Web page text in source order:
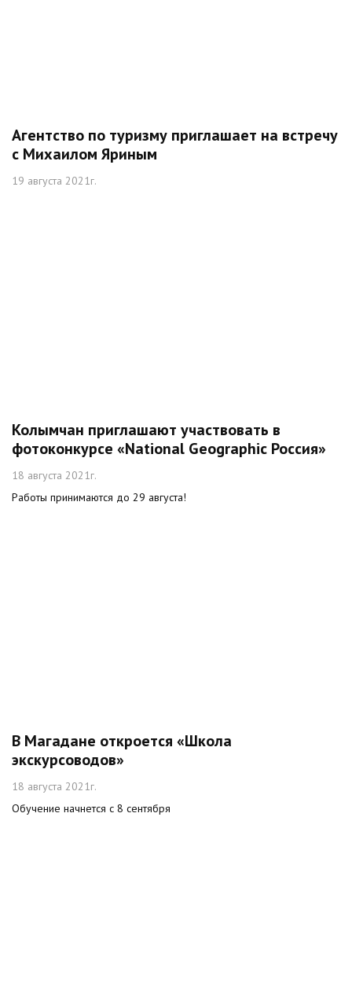
Агентство по туризму приглашает на встречу
с Михаилом Яриным
19 августа 2021г.
Колымчан приглашают участвовать в
фотоконкурсе «National Geographic Россия»
18 августа 2021г.
Работы принимаются до 29 августа!
В Магадане откроется «Школа
экскурсоводов»
18 августа 2021г.
Обучение начнется с 8 сентября